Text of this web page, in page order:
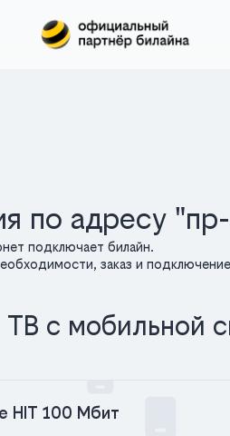
по адресу
подключает билайн.
заказ и
с мобильной
HIT 100 Мбит